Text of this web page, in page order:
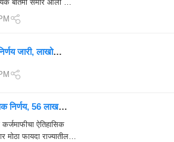
बातमी समोर आली आहे.
Kisan Sa...
जारी, लाखो
निर्णय, 56 लाख
ऐतिहासिक
मोठा फायदा राज्यातील